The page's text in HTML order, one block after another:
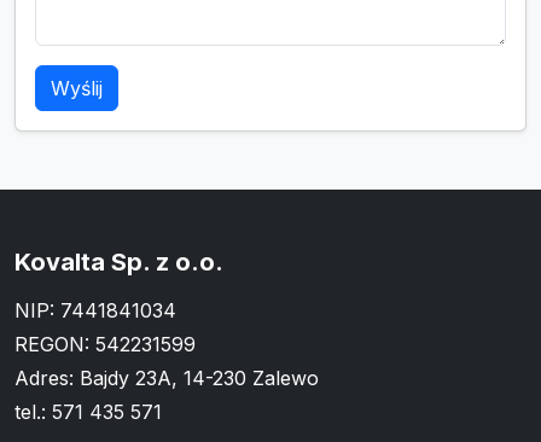
Wyślij
Kovalta Sp. z o.o.
NIP: 7441841034
REGON: 542231599
Adres: Bajdy 23A, 14-230 Zalewo
tel.: 571 435 571